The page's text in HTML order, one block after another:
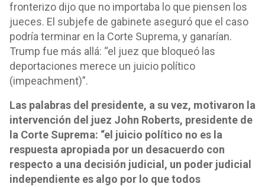
fronterizo dijo que no importaba lo que piensen los
jueces. El subjefe de gabinete aseguró que el caso
podría terminar en la Corte Suprema, y ganarían.
Trump fue más allá: “el juez que bloqueó las
deportaciones merece un juicio político
(impeachment)”.
Las palabras del presidente, a su vez, motivaron la
intervención del juez John Roberts, presidente de
la Corte Suprema: “el juicio político no es la
respuesta apropiada por un desacuerdo con
respecto a una decisión judicial, un poder judicial
independiente es algo por lo que todos